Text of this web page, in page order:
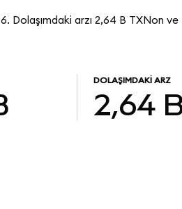
Dolaşımdaki arzı 2,64 B TXNon
DOLAŞIMDAKI ARZ
2,64